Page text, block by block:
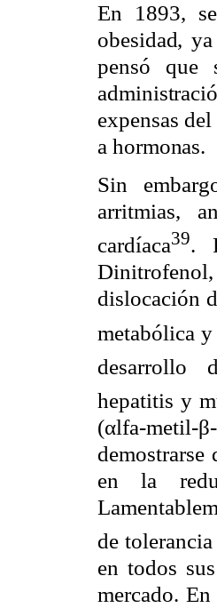
En 1893,
obesidad,
pensó que
expensas
a hormonas.
Sin
arritmias,
cardíaca39.
dislocación
metabólica
desarrollo
hepatitis y
(αlfa-metil-β
en la
de
en todos
mercado.